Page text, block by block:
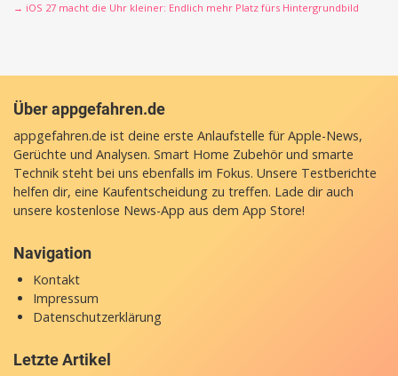
→ iOS 27 macht die Uhr kleiner: Endlich mehr Platz fürs Hintergrundbild
Über appgefahren.de
appgefahren.de ist deine erste Anlaufstelle für Apple-News,
Gerüchte und Analysen. Smart Home Zubehör und smarte
Technik steht bei uns ebenfalls im Fokus. Unsere Testberichte
helfen dir, eine Kaufentscheidung zu treffen. Lade dir auch
unsere kostenlose News-App aus dem App Store!
Navigation
Kontakt
Impressum
Datenschutzerklärung
Letzte Artikel